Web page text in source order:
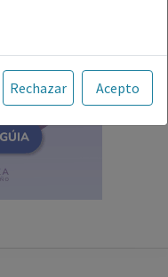
Web está
y, por
legalmente
medicamentos
técnica de los
informativo,
Rechazar Acepto